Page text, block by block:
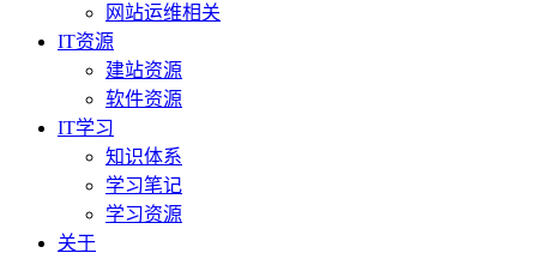
网站运维相关
IT资源
建站资源
软件资源
IT学习
知识体系
学习笔记
学习资源
关于